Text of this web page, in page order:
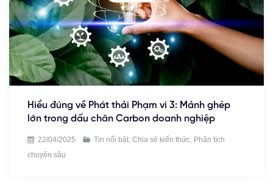
Hiểu đúng về Phát thải Phạm vi 3: Mảnh ghép
lớn trong dấu chân Carbon doanh nghiệp
22/04/2025 Tin nổi bật, Chia sẻ kiến thức, Phân tích
chuyên sâu